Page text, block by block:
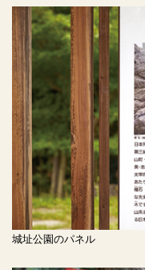
城址公園のパネル